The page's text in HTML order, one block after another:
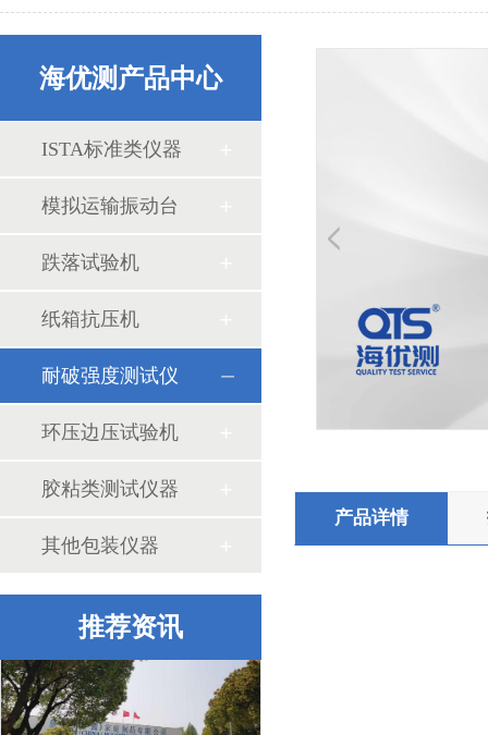
产品详情
海优测产品中心
ISTA标准类仪器
模拟运输振动台
跌落试验机
纸箱抗压机
耐破强度测试仪
环压边压试验机
胶粘类测试仪器
其他包装仪器
推荐资讯
淋雨试验相关标准
振动试验台的基本常识